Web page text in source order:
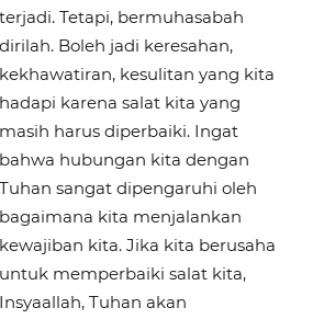
terjadi. Tetapi, bermuhasabah
dirilah. Boleh jadi keresahan,
kekhawatiran, kesulitan yang kita
hadapi karena salat kita yang
masih harus diperbaiki. Ingat
bahwa hubungan kita dengan
Tuhan sangat dipengaruhi oleh
bagaimana kita menjalankan
kewajiban kita. Jika kita berusaha
untuk memperbaiki salat kita,
Insyaallah, Tuhan akan